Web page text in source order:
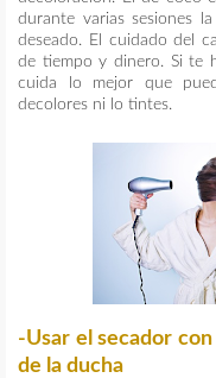
durante varias sesiones
deseado. El cuidado del
de tiempo y dinero. Si te
cuida lo mejor que
decolores ni lo tintes.
-Usar el secador
de la ducha